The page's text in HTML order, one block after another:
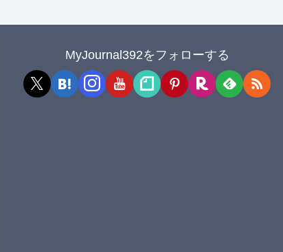
MyJournal392をフォローする